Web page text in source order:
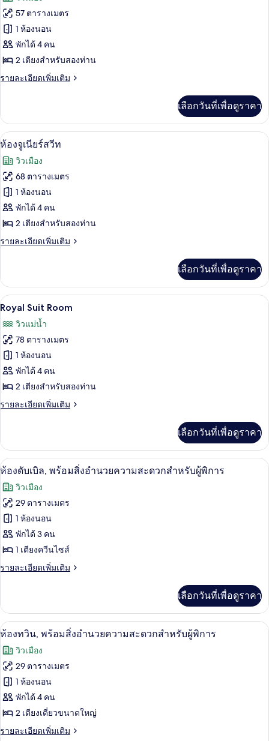
ทั้งหมด
ของ
ห้อง
พรีเมียม
สวีท
57 ตารางเมตร
1 ห้องนอน
พักได้ 4 คน
2 เตียงสำหรับสองท่าน
รายละเอียดเพิ่มเติม
ราย
เกี่ยว
กับ
ห้อง
พรีเมียม
สวี
ท
เลือกวันที่เพื่อดูราคา
เปิด
ภาพถ่าย
ทั้งหมด
ของ
ห้อง
จู
เนียร์
ตู้นิรภัยในห้องพัก, โต๊ะทำงาน, พื้นที่ท
13
ห้องจูเนียร์สวีท
วิวเมือง
68 ตารางเมตร
1 ห้องนอน
พักได้ 4 คน
2 เตียงสำหรับสองท่าน
รายละเอียดเพิ่มเติม
ราย
เกี่ยว
กับ
ห้อง
เนียร์
สวี
ท
เลือกวันที่เพื่อดูราคา
เปิด
ภาพถ่าย
ทั้งหมด
ของ
Royal
Suit
Room
ตู้นิรภัยในห้องพัก, โต๊ะทำงาน, พื้นที่ท
18
Royal Suit Room
วิวแม่น้ำ
78 ตารางเมตร
1 ห้องนอน
พักได้ 4 คน
2 เตียงสำหรับสองท่าน
รายละเอียดเพิ่มเติม
ราย
เกี่ยว
กับ
Royal
Room
เลือกวันที่เพื่อดูราคา
เปิด
ภาพถ่าย
ทั้งหมด
ของ
ห้อง
ดับเบิล,
พร้อม
อำนวย
ความ
สะดวก
สำหรับ
ผู้
พิการ
ห้องดับเบิล, พร้อมสิ่งอำนวยความสะ
5
ห้องดับเบิล, พร้อมสิ่งอำนวยความสะดวกสำหรับผู้พิการ
วิวเมือง
29 ตารางเมตร
1 ห้องนอน
พักได้ 3 คน
1 เตียงควีนไซส์
รายละเอียดเพิ่มเติม
ราย
เกี่ยว
กับ
ห้อง
พร้อม
สิ่ง
อำนวย
ความ
สะดวก
สำหรับ
ผู้
พิการ
เลือกวันที่เพื่อดูราคา
เปิด
ภาพถ่าย
ทั้งหมด
ของ
ห้อง
ทวิน,
พร้อม
ห้องทวิน, พร้อมสิ่งอำนวยความสะดวก
5
ห้องทวิน, พร้อมสิ่งอำนวยความสะดวกสำหรับผู้พิการ
วิวเมือง
29 ตารางเมตร
1 ห้องนอน
พักได้ 4 คน
2 เตียงเดี่ยวขนาดใหญ่
รายละเอียดเพิ่มเติม
ราย